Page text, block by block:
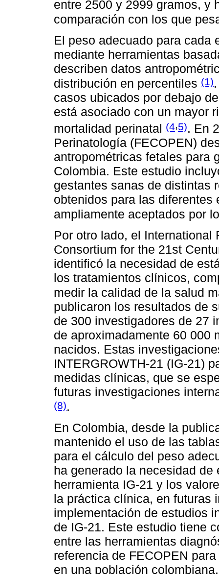
entre 2500 y 2999 gramos, y
comparación con los que
El peso adecuado para cada
mediante herramientas
describen datos
distribución en percentiles (1)
casos ubicados por debajo
está asociado con un mayor
mortalidad perinatal (4,5). En
Perinatología (FECOPEN)
antropométricas fetales para
Colombia. Este estudio
gestantes sanas de distintas
obtenidos para las
ampliamente aceptados por
Por otro lado, el International
Consortium for the 21st
identificó la necesidad de
los tratamientos clínicos,
medir la calidad de la salud
publicaron los resultados de
de 300 investigadores de 27
de aproximadamente 60 000
nacidos. Estas
INTERGROWTH-21 (IG-21)
medidas clínicas, que se
futuras investigaciones
(8).
En Colombia, desde la
mantenido el uso de las
para el cálculo del peso
ha generado la necesidad
herramienta IG-21 y los
la práctica clínica, en futuras
implementación de estudios
de IG-21. Este estudio tiene
entre las herramientas
referencia de FECOPEN
en una población colombiana.